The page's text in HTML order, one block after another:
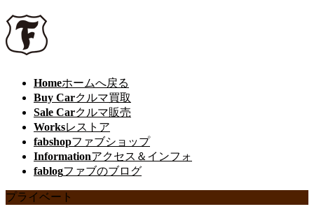
Homeホームへ戻る
Buy Carクルマ買取
Sale Carクルマ販売
Worksレストア
fabshopファブショップ
Informationアクセス＆インフォ
fablogファブのブログ
プライベート